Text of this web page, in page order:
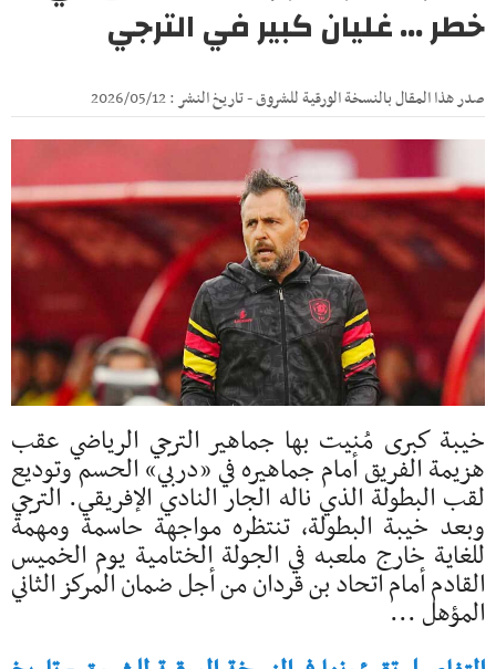
خطر ... غليان كبير في الترجي
صدر هذا المقال بالنسخة الورقية للشروق - تاريخ النشر : 2026/05/12
خيبة كبرى مُنيت بها جماهير الترجي الرياضي عقب
هزيمة الفريق أمام جماهيره في «دربي» الحسم وتوديع
لقب البطولة الذي ناله الجار النادي الإفريقي. الترجي
وبعد خيبة البطولة، تنتظره مواجهة حاسمة ومهمة
للغاية خارج ملعبه في الجولة الختامية يوم الخميس
القادم أمام اتحاد بن قردان من أجل ضمان المركز الثاني
المؤهل ...